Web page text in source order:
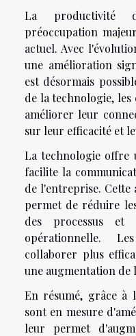
La productivité
préoccupation
actuel. Avec
une amélioration
est désormais
de la technologie,
améliorer leur
sur leur efficacité et
La technologie offre
facilite la
de l'entreprise.
permet de réduire
des processus et
opérationnelle.
collaborer plus
une augmentation de
En résumé, grâce à
sont en mesure
leur permet